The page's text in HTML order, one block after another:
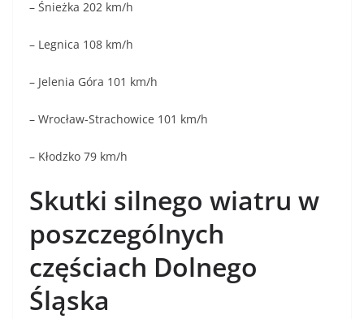
– Śnieżka 202 km/h
– Legnica 108 km/h
– Jelenia Góra 101 km/h
– Wrocław-Strachowice 101 km/h
– Kłodzko 79 km/h
Skutki silnego wiatru w
poszczególnych
częściach Dolnego
Śląska